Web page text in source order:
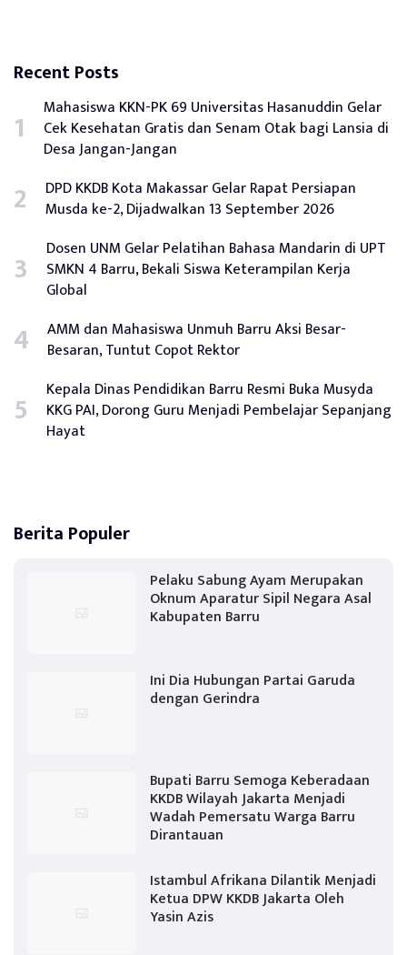
Recent Posts
Mahasiswa KKN-PK 69 Universitas Hasanuddin Gelar
Cek Kesehatan Gratis dan Senam Otak bagi Lansia di
Desa Jangan-Jangan
DPD KKDB Kota Makassar Gelar Rapat Persiapan
Musda ke-2, Dijadwalkan 13 September 2026
Dosen UNM Gelar Pelatihan Bahasa Mandarin di UPT
SMKN 4 Barru, Bekali Siswa Keterampilan Kerja
Global
AMM dan Mahasiswa Unmuh Barru Aksi Besar-
Besaran, Tuntut Copot Rektor
Kepala Dinas Pendidikan Barru Resmi Buka Musyda
KKG PAI, Dorong Guru Menjadi Pembelajar Sepanjang
Hayat
Berita Populer
Pelaku Sabung Ayam Merupakan
Oknum Aparatur Sipil Negara Asal
Kabupaten Barru
Ini Dia Hubungan Partai Garuda
dengan Gerindra
Bupati Barru Semoga Keberadaan
KKDB Wilayah Jakarta Menjadi
Wadah Pemersatu Warga Barru
Dirantauan
Istambul Afrikana Dilantik Menjadi
Ketua DPW KKDB Jakarta Oleh
Yasin Azis